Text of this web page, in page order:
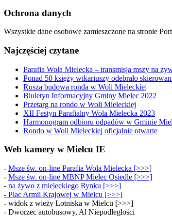
Ochrona danych
Wszystkie dane osobowe zamieszczone na stronie
Najczęściej czytane
Parafia Wola Mielecka – transmisja mszy na
Ponad 50 księży wikariuszy odebrało
Rusza budowa ronda w Woli Mieleckiej
Biuletyn Informacyjny Gminy Mielec 2022
Przetarg na rondo w Woli Mieleckiej
XII Festyn Parafialny Wola Mielecka 2023
Harmonogram odbioru odpadów w Gminie
Rondo w Woli Mieleckiej oficjalnie otwarte
Web kamery w Mielcu IE
- Msze św. on-line Parafia Wola Mielecka [>>>]
- Msze św. on-line MBNP Mielec Osiedle [>>>]
- na żywo z mieleckiego Rynku [>>>]
- Plac Armii Krajowej w Mielcu [>>>]
- widok z wieży Lotniska w Mielcu [>>>]
- Dworzec autobusowy, Al Niepodległości